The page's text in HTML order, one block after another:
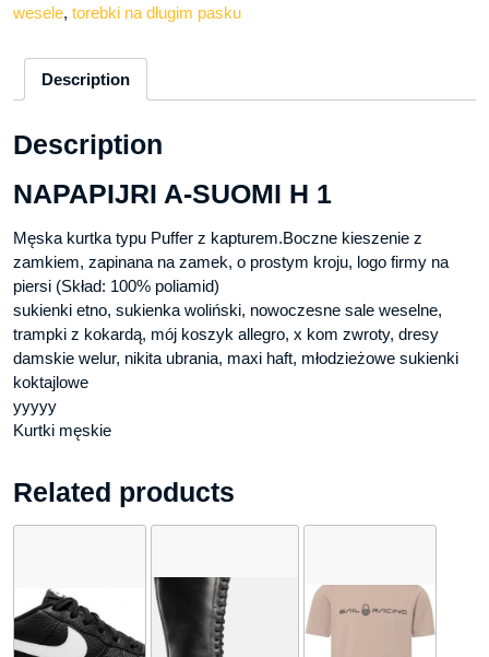
wesele, torebki na długim pasku
Description
Description
NAPAPIJRI A-SUOMI H 1
Męska kurtka typu Puffer z kapturem.Boczne kieszenie z
zamkiem, zapinana na zamek, o prostym kroju, logo firmy na
piersi (Skład: 100% poliamid)
sukienki etno, sukienka woliński, nowoczesne sale weselne,
trampki z kokardą, mój koszyk allegro, x kom zwroty, dresy
damskie welur, nikita ubrania, maxi haft, młodzieżowe sukienki
koktajlowe
yyyyy
Kurtki męskie
Related products